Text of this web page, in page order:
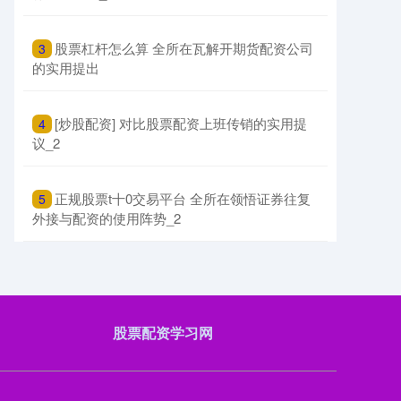
4694.44
3
​股票杠杆怎么算 全所在瓦解开期货配资公司
的实用提出
4 ​[炒股配资] 对比股票配资上班传销的实用提
议_2
5 ​正规股票t十0交易平台 全所在领悟证券往复
外接与配资的使用阵势_2
股票配资学习网